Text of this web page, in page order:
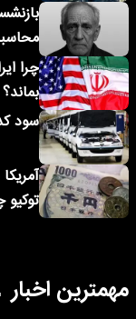
چرا
بماند؟
سود
مهمترین اخبار